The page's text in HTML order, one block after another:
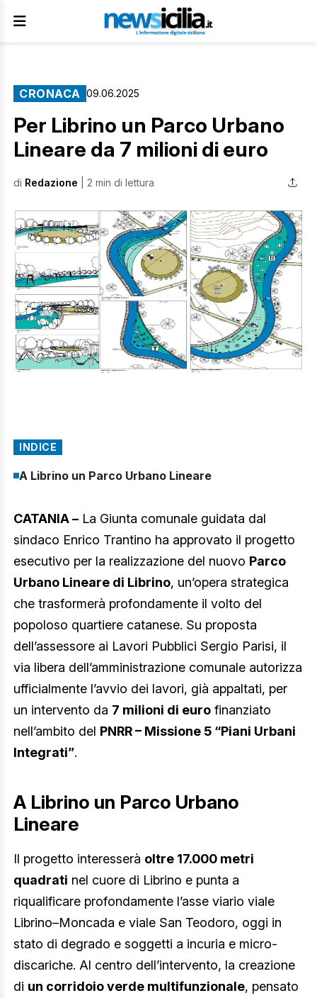
CRONACA 09.06.2025
Per Librino un Parco Urbano
Lineare da 7 milioni di euro
di Redazione | 2 min di lettura
INDICE
A Librino un Parco Urbano Lineare
CATANIA – La Giunta comunale guidata dal
sindaco Enrico Trantino ha approvato il progetto
esecutivo per la realizzazione del nuovo Parco
Urbano Lineare di Librino, un’opera strategica
che trasformerà profondamente il volto del
popoloso quartiere catanese. Su proposta
dell’assessore ai Lavori Pubblici Sergio Parisi, il
via libera dell’amministrazione comunale autorizza
ufficialmente l’avvio dei lavori, già appaltati, per
un intervento da 7 milioni di euro finanziato
nell’ambito del PNRR – Missione 5 “Piani Urbani
Integrati”.
A Librino un Parco Urbano
Lineare
Il progetto interesserà oltre 17.000 metri
quadrati nel cuore di Librino e punta a
riqualificare profondamente l’asse viario viale
Librino–Moncada e viale San Teodoro, oggi in
stato di degrado e soggetti a incuria e micro-
discariche. Al centro dell’intervento, la creazione
di un corridoio verde multifunzionale, pensato